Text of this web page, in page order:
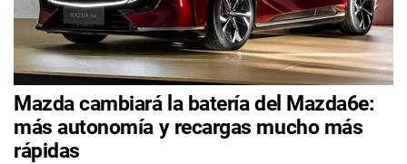
Mazda cambiará la batería del Mazda6e:
más autonomía y recargas mucho más
rápidas